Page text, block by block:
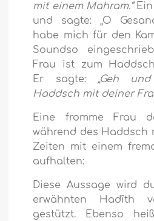
mit einem Mahram.“Ein
und sagte: „O
habe mich für den
Soundso
Frau ist zum
Er sagte: „Geh
Haddsch mit deiner
Eine fromme Frau
während des Haddsch
Zeiten mit einem
aufhalten:
Diese Aussage wird
erwähnten Hadîth
gestützt. Ebenso